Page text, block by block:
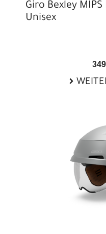
Giro Bexley
Unisex